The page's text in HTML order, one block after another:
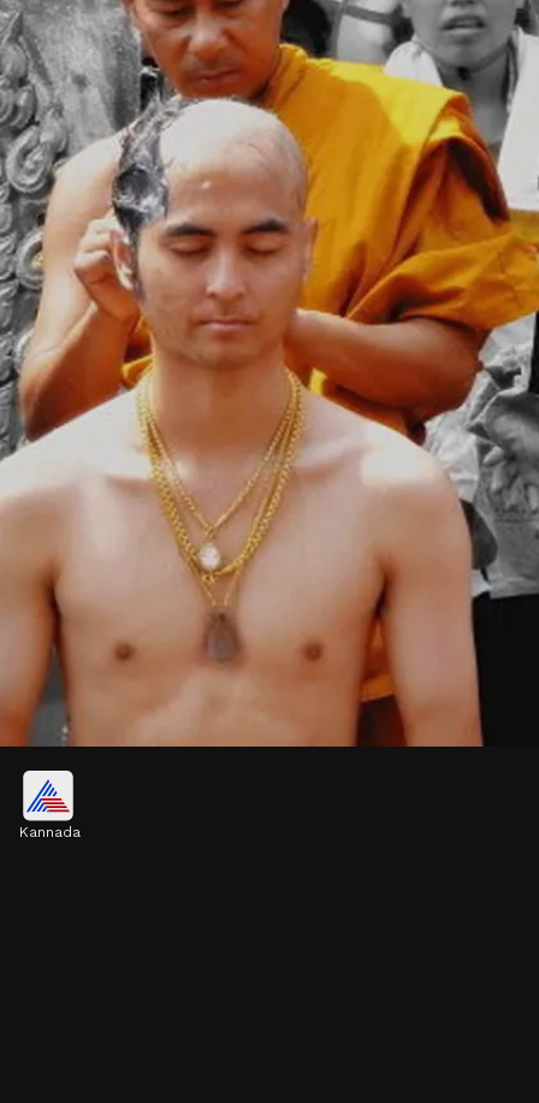
ವ್ಯಕ್ತಿಯು ತನ್ನ ಕನಸಿನಲ್ಲಿ ತನ್ನದೇ ತಲೆಯನ್ನು ಯಾರೋ
Kannada